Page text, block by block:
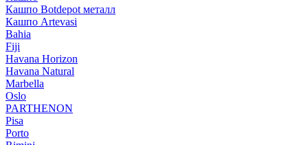
Кашпо Botdepot металл
Кашпо Artevasi
Bahia
Fiji
Havana Horizon
Havana Natural
Marbella
Oslo
PARTHENON
Pisa
Porto